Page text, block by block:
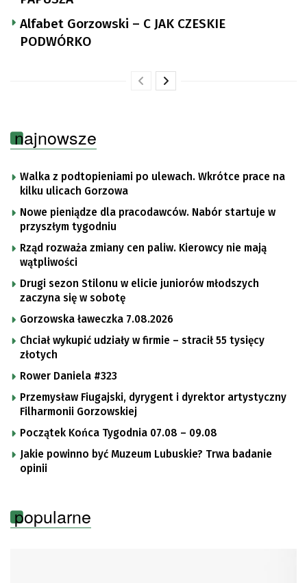
Alfabet Gorzowski – C JAK CZESKIE
PODWÓRKO
najnowsze
Walka z podtopieniami po ulewach. Wkrótce prace na
kilku ulicach Gorzowa
Nowe pieniądze dla pracodawców. Nabór startuje w
przyszłym tygodniu
Rząd rozważa zmiany cen paliw. Kierowcy nie mają
wątpliwości
Drugi sezon Stilonu w elicie juniorów młodszych
zaczyna się w sobotę
Gorzowska ławeczka 7.08.2026
Chciał wykupić udziały w firmie – stracił 55 tysięcy
złotych
Rower Daniela #323
Przemysław Fiugajski, dyrygent i dyrektor artystyczny
Filharmonii Gorzowskiej
Początek Końca Tygodnia 07.08 – 09.08
Jakie powinno być Muzeum Lubuskie? Trwa badanie
opinii
popularne